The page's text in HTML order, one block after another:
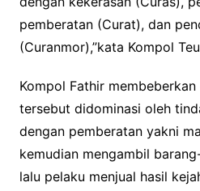
pemberatan (Curat), dan
(Curanmor),”kata Kompol
Kompol Fathir
tersebut didominasi oleh
dengan pemberatan yakni
kemudian mengambil
lalu pelaku menjual hasil